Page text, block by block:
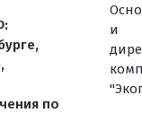
по
и